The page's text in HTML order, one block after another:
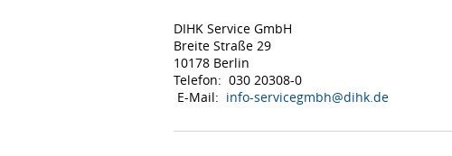
DIHK Service GmbH
Breite Straße 29
10178 Berlin
Telefon: 030 20308-0
E-Mail: info-servicegmbh@dihk.de